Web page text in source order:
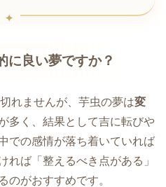
に良い夢ですか？
れませんが、芋虫の夢は変
多く、結果として吉に転びや
での感情が落ち着いていれば
れば「整えるべき点がある」
のがおすすめです。